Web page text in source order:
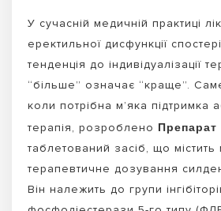
У сучасній медичній практиці
еректильної дисфункції
тенденція до індивідуалізації
“більше” означає “краще”.
коли потрібна м’яка підтримка
терапія, розроблено
таблетований засіб, що містить
терапевтичне дозування
Він належить до групи